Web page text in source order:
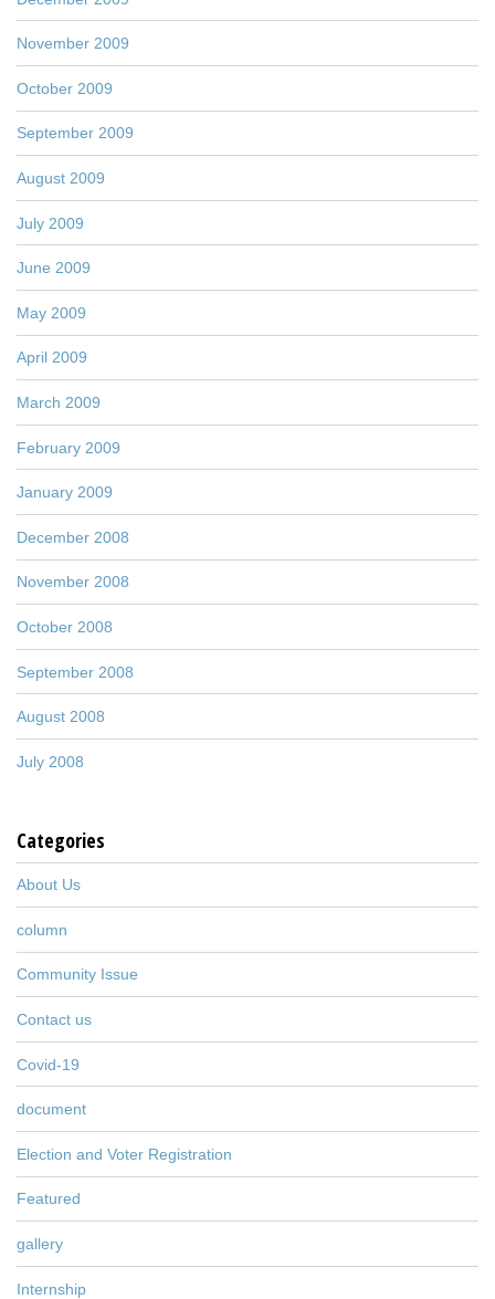
November 2009
October 2009
September 2009
August 2009
July 2009
June 2009
May 2009
April 2009
March 2009
February 2009
January 2009
December 2008
November 2008
October 2008
September 2008
August 2008
July 2008
Categories
About Us
column
Community Issue
Contact us
Covid-19
document
Election and Voter Registration
Featured
gallery
Internship